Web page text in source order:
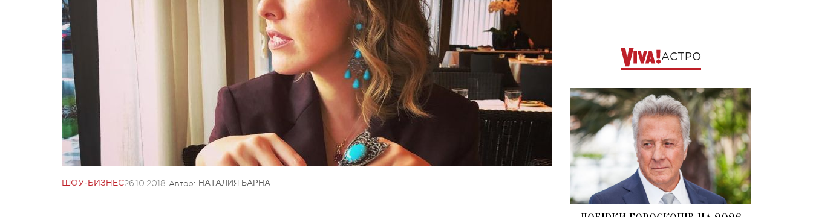
ШОУ-БИЗНЕС26.10.2018 Автор: НАТАЛИЯ БАРНА
АСТРО